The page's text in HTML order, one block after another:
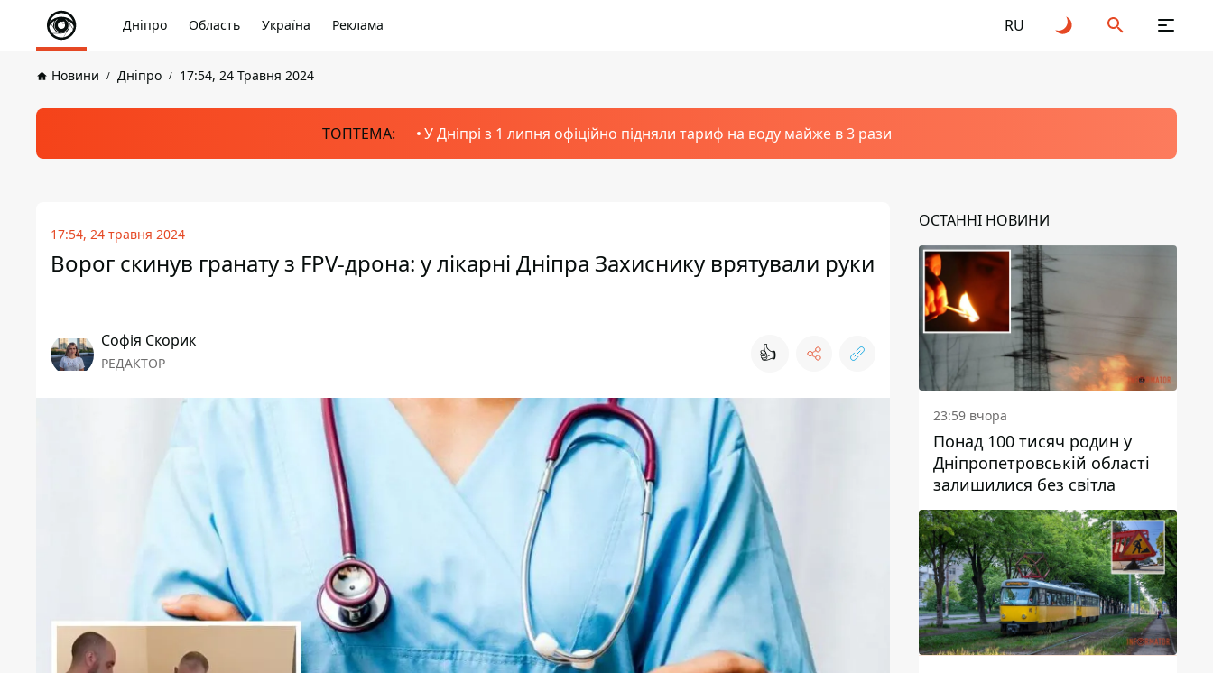
Дніпро Область Україна Реклама RU
Новини Дніпро 17:54, 24 Травня 2024
ТОПТЕМА: У Дніпрі з 1 липня офіційно підняли тариф на воду майже в 3 рази
17:54, 24 травня 2024
Ворог скинув гранату з FPV-дрона: у лікарні Дніпра Захиснику врятували руки
Софія Скорик
РЕДАКТОР 👍
ОСТАННІ НОВИНИ
23:59 вчора
Понад 100 тисяч родин у
Дніпропетровській області
залишилися без світла